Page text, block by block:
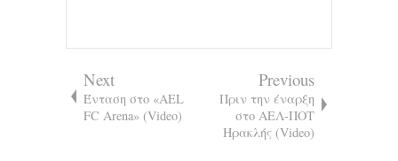
Next
Ένταση στο «AEL
FC Arena» (Video)
Previous
Πριν την έναρξη
στο ΑΕΛ-ΠΟΤ
Ηρακλής (Video)